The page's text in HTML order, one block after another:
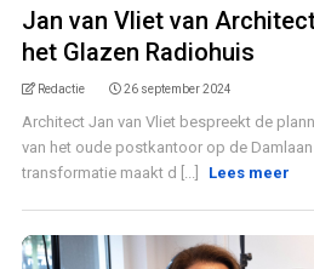
Jan van Vliet van
het Glazen Radiohuis
Redactie 26 september 2024
Architect Jan van Vliet bespreekt de
van het oude postkantoor op de
transformatie maakt d [...]
Lees meer